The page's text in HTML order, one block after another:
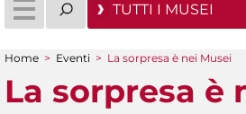
TUTTI I MUSEI
Tu sei qui
Home > Eventi > La sorpresa è nei Musei
La sorpresa è